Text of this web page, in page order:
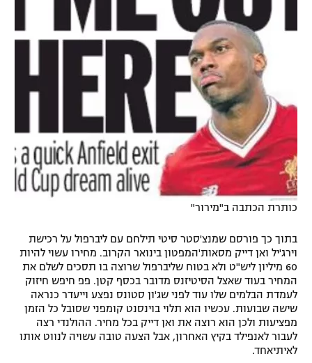
כותרת הכתבה ב"מירור"
בתוך כך פורסם שמנצ'סטר סיטי תילחם עם ליברפול על רכישת
וירג'יל ואן דייק מסאות'המפטון בינואר הקרוב. מחירו עשוי להיות
60 מיליון ליש"ט ולא בטוח שליברפול שרוצה בו תסכים לשלם את
המחיר בעוד שאצל הסיטיזנס מדובר בכסף קטן. פפ חיפש חיזוק
לעמדת הבלמים שלו עוד לפני שג'ון סטונס נפצע וייעדר כנראה
שישה שבועות. עכשיו הוא תלוי בוינסנט קומפני שסובל כל הזמן
מפציעות ולכן הוא רוצה את ואן דייק בכל מחיר. ההולנדי רצה
לעבור לאנפילד בקיץ האחרון, אבל הצעה טובה עשויה לנווט אותו
לאיתיאחד.